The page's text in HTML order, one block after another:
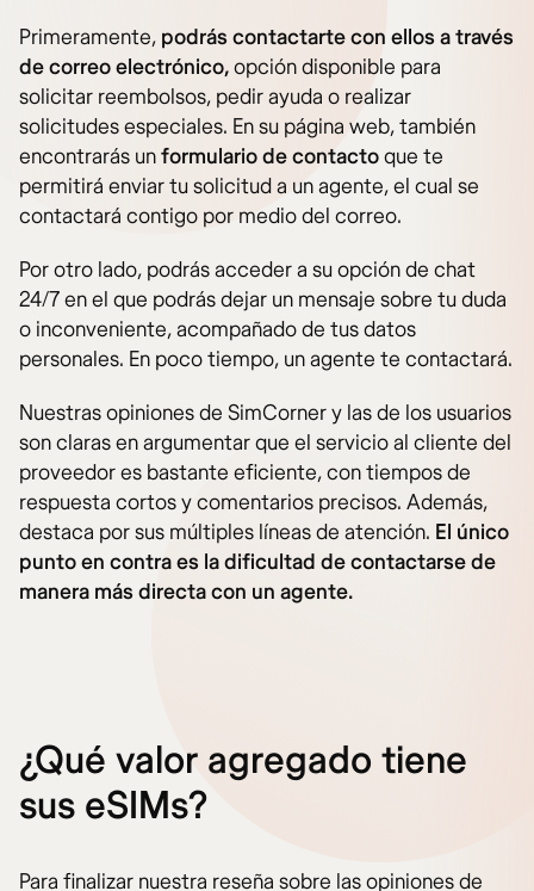
Primeramente, podrás contactarte con ellos a través
de correo electrónico,opción disponible para
solicitar reembolsos, pedir ayuda o realizar
solicitudes especiales. En su página web, también
encontrarás unformulario de contactoque te
permitirá enviar tu solicitud a un agente, el cual se
contactará contigo por medio del correo.
Por otro lado, podrás acceder a su opción de chat
24/7 en el que podrás dejar un mensaje sobre tu duda
o inconveniente, acompañado de tus datos
personales. En poco tiempo, un agente te contactará.
Nuestras opiniones de SimCorner y las de los usuarios
son claras en argumentar que el servicio al cliente del
proveedor es bastante eficiente, con tiempos de
respuesta cortos y comentarios precisos. Además,
destaca por sus múltiples líneas de atención. El único
punto en contra es la dificultad de contactarse de
manera más directa con un agente.
¿Qué valor agregado tiene
sus eSIMs?
Para finalizar nuestra reseña sobre las opiniones de